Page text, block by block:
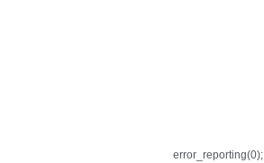
error_reporting(0);